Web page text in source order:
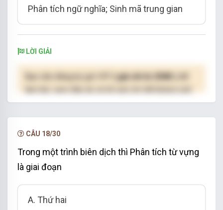
Phân tích ngữ nghĩa; Sinh mã trung gian
LỜI GIẢI
( giá chỉ từ 250K )
hạn.
CÂU 18/30
Trong một trình biên dịch thì Phân tích từ vựng
là giai đoạn
A. Thứ hai